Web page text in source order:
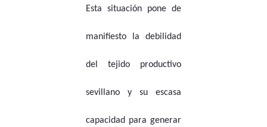
Esta situación pone de
manifiesto la debilidad
del tejido productivo
sevillano y su escasa
capacidad para generar